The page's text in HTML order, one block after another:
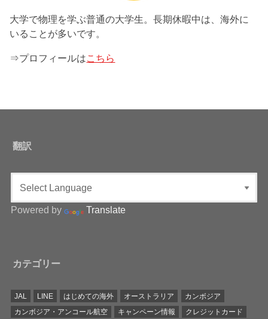
大学で物理を学ぶ普通の大学生。長期休暇中は、海外に
いることが多いです。
⇒プロフィールはこちら
翻訳
Powered by Translate
カテゴリー
JAL LINE はじめての海外 オーストラリア
カンボジア
カンボジア・アンコール航空
キャンペーン情報
クレジットカード